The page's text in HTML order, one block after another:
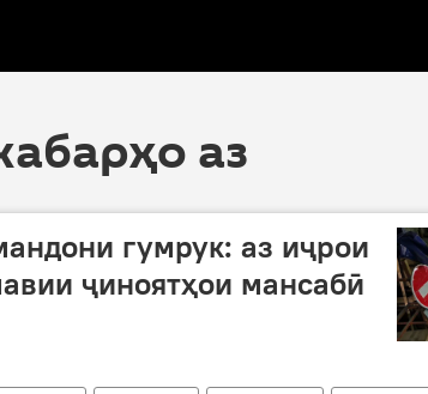
аз
гумрук: аз иҷрои
ҷиноятҳои мансабӣ